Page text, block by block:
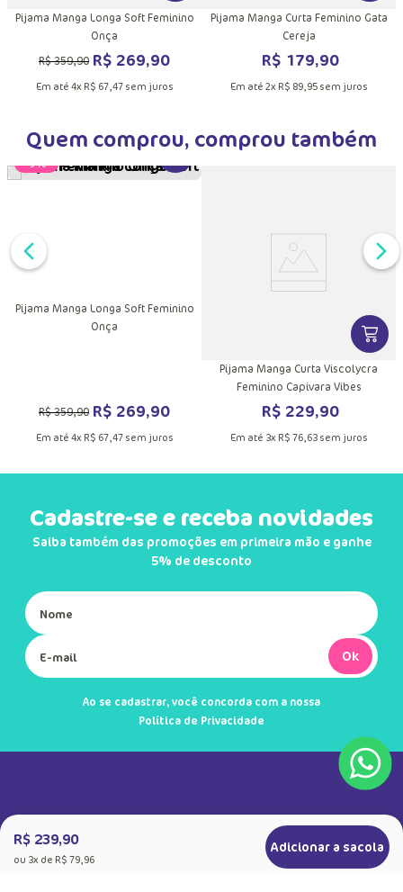
Pijama Manga Longa Soft Feminino
Onça
R$359,90 R$ 269,90
Em até 4x R$ 67,47sem juros
Pijama Manga Curta Feminino Gata
Cereja
R$ 179,90
Em até 2x R$ 89,95sem juros
Quem comprou, comprou também
INFORMAÇÕES DO PRODUTO
-25%
Pijama Manga Longa Soft Feminino
Onça
R$359,90 R$ 269,90
Em até 4x R$ 67, 47sem juros
VER
Pijama Manga Curta Viscolycra
Feminino Capivara Vibes
R$ 229,90
Em até 3x R$ 76,63sem juros
R$ 239,90
ou 3x de R$ 79,96
Adicionar a sacola
Cadastre-se e receba novidades
Saiba também das promoções em primeira mão e ganhe
5% de desconto
Ok
Ao se cadastrar, você concorda com a nossa
Política de Privacidade